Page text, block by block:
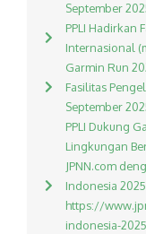
September
PPLI Hadirkan
Internasional
Garmin Run
Fasilitas
September
PPLI Dukung
Lingkungan
JPNN.com
Indonesia
https://
indonesia-